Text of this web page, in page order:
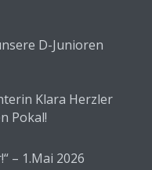
D-Junioren
Klara Herzler
Pokal!
– 1.Mai 2026